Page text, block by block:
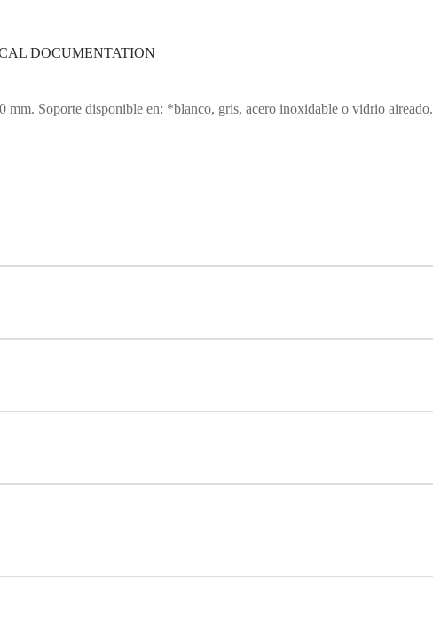
DOCUMENTATION
Soporte disponible en: *blanco, gris, acero inoxidable o vidrio aireado.